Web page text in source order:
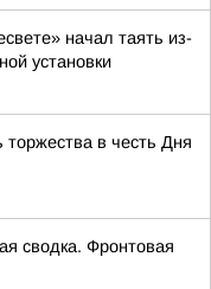
начал таять из-
установки
торжества в честь Дня
сводка. Фронтовая